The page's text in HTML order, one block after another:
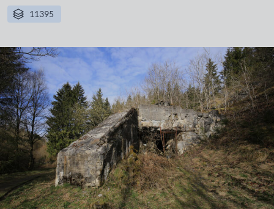
11395